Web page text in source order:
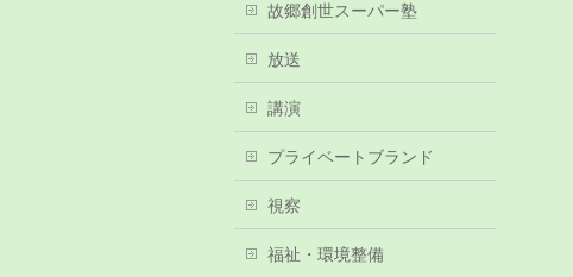
故郷創世スーパー塾
放送
講演
プライベートブランド
視察
福祉・環境整備